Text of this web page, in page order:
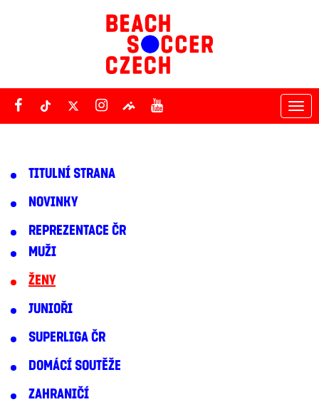
TITULNÍ STRANA
NOVINKY
REPREZENTACE ČR
MUŽI
ŽENY
JUNIOŘI
SUPERLIGA ČR
DOMÁCÍ SOUTĚŽE
ZAHRANIČÍ